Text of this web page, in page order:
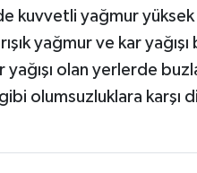
kuvvetli yağmur
yağmur ve kar
yağışı olan yerlerde
olumsuzluklara karşı